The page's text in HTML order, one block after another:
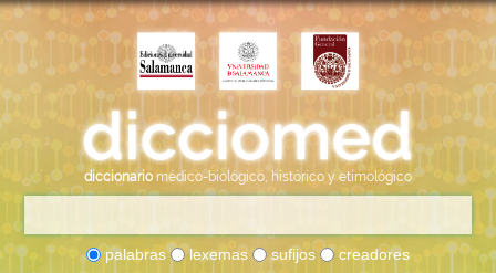
diccionario médico-biológico, histórico y etimológico
palabras lexemas sufijos creadores